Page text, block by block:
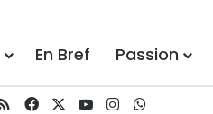
En Bref Passion
RSSFacebookYouTubeInstagram